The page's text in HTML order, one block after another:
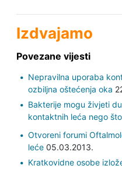
Izdvajamo
Povezane vijesti
Nepravilna uporaba
ozbiljna oštećenja oka
Bakterije mogu živjeti
kontaktnih leća nego
Otvoreni forumi
leće05.03.2013.
Kratkovidne osobe